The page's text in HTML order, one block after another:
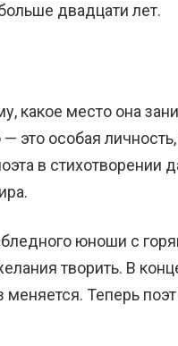
двадцати лет.
какое место она
это особая
в стихотворении
юноши с
творить. В
Теперь